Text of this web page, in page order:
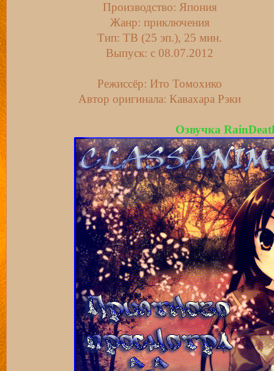
Производство: Япония
Жанр: приключения
Тип: ТВ (25 эп.), 25 мин.
Выпуск: c 08.07.2012
Режиссёр: Ито Томохико
Автор оригинала: Кавахара Рэки
Озвучка